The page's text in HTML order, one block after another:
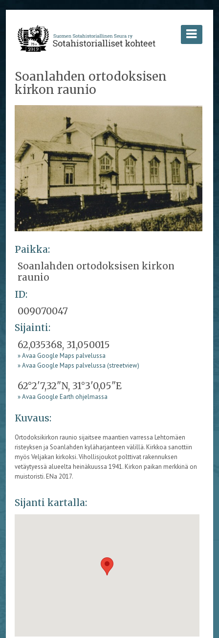
Soanlahden ortodoksisen
kirkon raunio
Paikka:
Soanlahden ortodoksisen kirkon
raunio
ID:
009070047
Sijainti:
62,035368, 31,050015
» Avaa Google Maps palvelussa
» Avaa Google Maps palvelussa (streetview)
62°2'7,32"N, 31°3'0,05"E
» Avaa Google Earth ohjelmassa
Kuvaus:
Ortodoksikirkon raunio sijaitsee maantien varressa Lehtomäen
risteyksen ja Soanlahden kyläharjanteen välillä. Kirkkoa sanottiin
myös Veljakan kirkoksi. Vihollisjoukot polttivat rakennuksen
vetäytyessä alueelta heinäkuussa 1941. Kirkon paikan merkkinä on
muistoristi. ENa 2017.
Sijanti kartalla: